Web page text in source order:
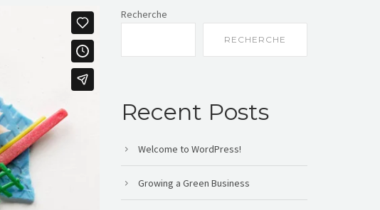
Recherche
RECHERCHE
Recent Posts
Welcome to WordPress!
Growing a Green Business